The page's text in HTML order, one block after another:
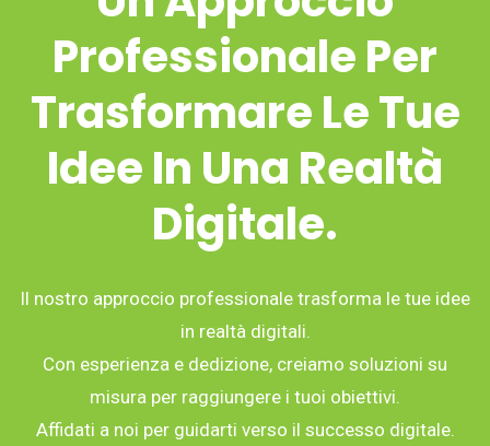
Professionale Per
Trasformare Le Tue
Idee In Una Realtà
Digitale.
Il nostro approccio professionale trasforma le tue idee
in realtà digitali.
Con esperienza e dedizione, creiamo soluzioni su
misura per raggiungere i tuoi obiettivi.
Affidati a noi per guidarti verso il successo digitale.